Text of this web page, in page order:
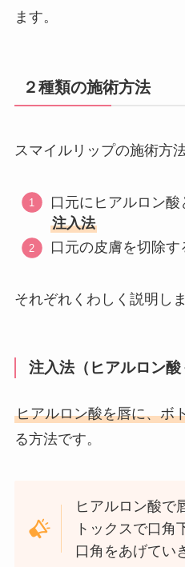
ます。
２種類の施術方法
スマイルリップの施術方
口元にヒアルロン
注入法
口元の皮膚を切除す
それぞれくわしく説明しま
注入法（ヒアルロン酸
ヒアルロン酸を唇に、ボ
る方法です。
ヒアルロン酸で
トックスで口角
口角をあげてい